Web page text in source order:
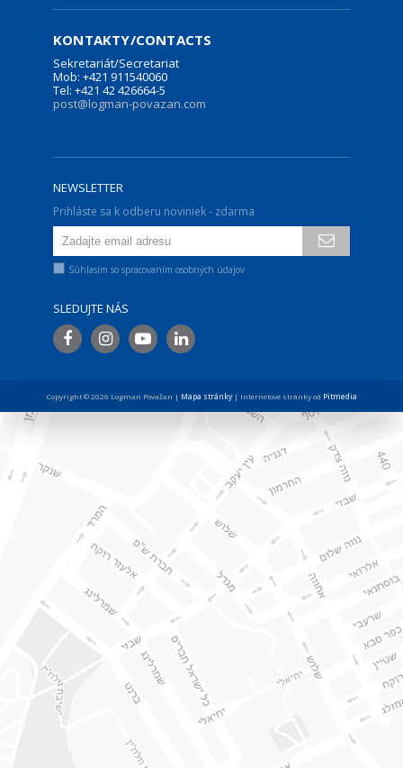
KONTAKTY/CONTACTS
Sekretariát/Secretariat
Mob: +421 911540060
Tel: +421 42 426664-5
post@logman-povazan.com
NEWSLETTER
Prihláste sa k odberu noviniek - zdarma
Súhlasím so spracovaním osobných údajov
SLEDUJTE NÁS
Copyright © 2026 Logman Považan | Mapa stránky| Internetové stránky od Pitmedia